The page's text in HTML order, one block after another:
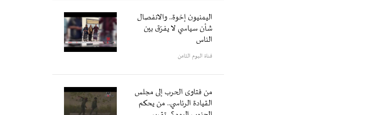
اليمنيون إخوة.. والانفصال
شأن سياسي لا يفرّق بين
الناس
قناة اليوم الثامن
من فتاوى الحرب إلى مجلس
القيادة الرئاسي.. من يحكم